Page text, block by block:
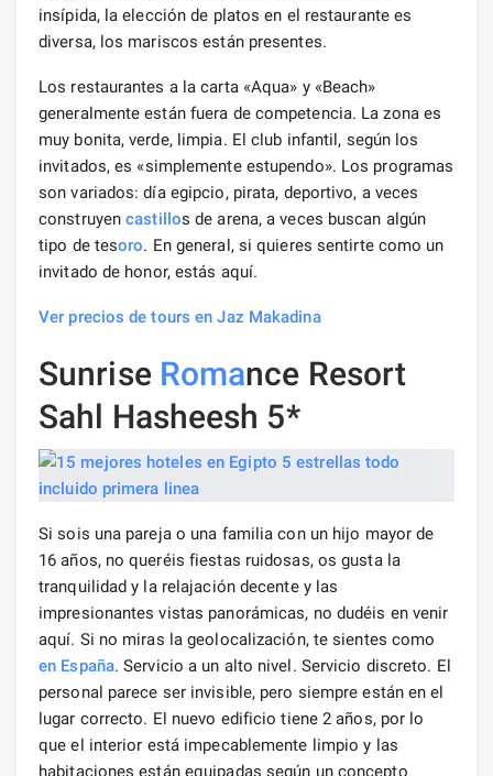
insípida, la elección de platos en el restaurante es
diversa, los mariscos están presentes.
Los restaurantes a la carta «Aqua» y «Beach»
generalmente están fuera de competencia. La zona es
muy bonita, verde, limpia. El club infantil, según los
invitados, es «simplemente estupendo». Los programas
son variados: día egipcio, pirata, deportivo, a veces
construyencastillos de arena, a veces buscan algún
tipo de tesoro. En general, si quieres sentirte como un
invitado de honor, estás aquí.
Ver precios de tours en Jaz Makadina
Sunrise Romance Resort
Sahl Hasheesh 5*
Si sois una pareja o una familia con un hijo mayor de
16 años, no queréis fiestas ruidosas, os gusta la
tranquilidad y la relajación decente y las
impresionantes vistas panorámicas, no dudéis en venir
aquí. Si no miras la geolocalización, te sientes como
en España. Servicio a un alto nivel. Servicio discreto. El
personal parece ser invisible, pero siempre están en el
lugar correcto. El nuevo edificio tiene 2 años, por lo
que el interior está impecablemente limpio y las
habitaciones están equipadas según un concepto